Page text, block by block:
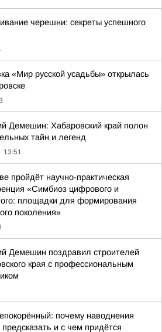
черешни: секреты успешного
«Мир русской усадьбы» открылась
Демешин: Хабаровский край полон
тайн и легенд
13:51
пройдёт научно-практическая
«Симбиоз цифрового и
площадки для формирования
поколения»
Демешин поздравил строителей
края с профессиональным
почему наводнения
предсказать и с чем придётся